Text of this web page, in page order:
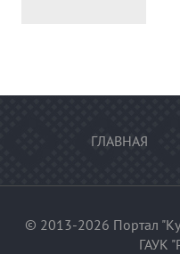
ГЛАВНАЯ
© 2013-2026 Портал
ГАУК